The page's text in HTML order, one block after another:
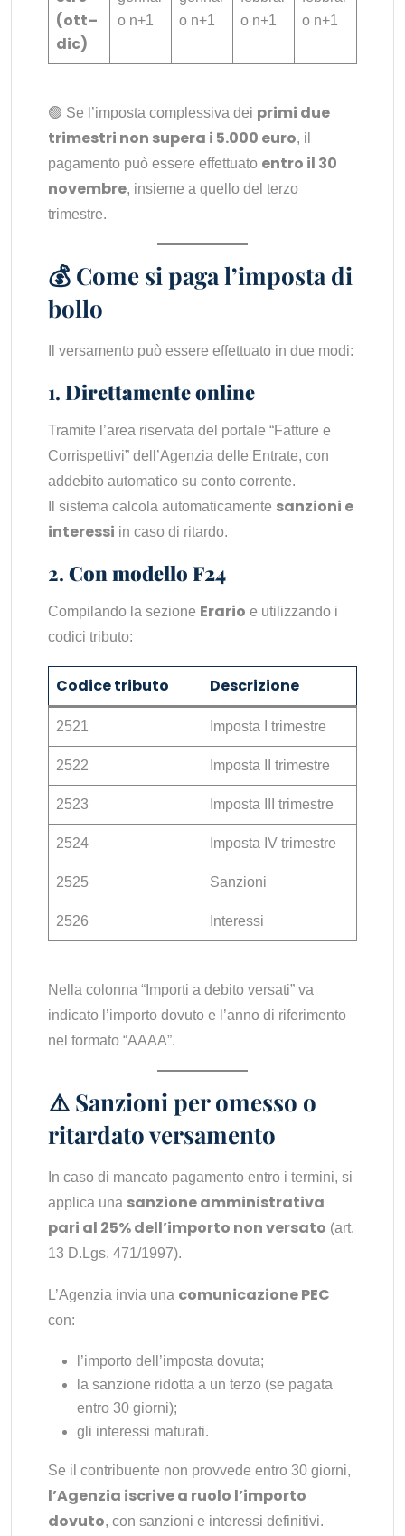
(ott–
dic)
o n+1
o n+1
o n+1
o n+1
🟢 Se l’imposta complessiva dei primi due
trimestri non supera i 5.000 euro, il
pagamento può essere effettuato entro il 30
novembre, insieme a quello del terzo
trimestre.
💰 Come si paga l’imposta di
bollo
Il versamento può essere effettuato in due modi:
1. Direttamente online
Tramite l’area riservata del portale “Fatture e
Corrispettivi” dell’Agenzia delle Entrate, con
addebito automatico su conto corrente.
Il sistema calcola automaticamente sanzioni e
interessi in caso di ritardo.
2. Con modello F24
Compilando la sezione Erario e utilizzando i
codici tributo:
Codice tributo Descrizione
2521 Imposta I trimestre
2522 Imposta II trimestre
2523 Imposta III trimestre
2524 Imposta IV trimestre
2525 Sanzioni
2526 Interessi
Nella colonna “Importi a debito versati” va
indicato l’importo dovuto e l’anno di riferimento
nel formato “AAAA”.
⚠️ Sanzioni per omesso o
ritardato versamento
In caso di mancato pagamento entro i termini, si
applica una sanzione amministrativa
pari al 25% dell’importo non versato (art.
13 D.Lgs. 471/1997).
L’Agenzia invia una comunicazione PEC
con:
l’importo dell’imposta dovuta;
la sanzione ridotta a un terzo (se pagata
entro 30 giorni);
gli interessi maturati.
Se il contribuente non provvede entro 30 giorni,
l’Agenzia iscrive a ruolo l’importo
dovuto, con sanzioni e interessi definitivi.